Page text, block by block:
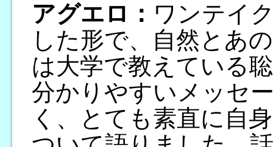
アグエロ： ワンテイ
した形で、自然とあ
は大学で教えている
分かりやすいメッセ
く、とても素直に自